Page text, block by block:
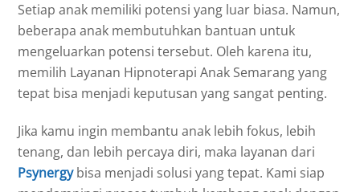
Setiap anak memiliki potensi yang luar biasa. Namun,
beberapa anak membutuhkan bantuan untuk
mengeluarkan potensi tersebut. Oleh karena itu,
memilih Layanan Hipnoterapi Anak Semarang yang
tepat bisa menjadi keputusan yang sangat penting.
Jika kamu ingin membantu anak lebih fokus, lebih
tenang, dan lebih percaya diri, maka layanan dari
Psynergybisa menjadi solusi yang tepat. Kami siap